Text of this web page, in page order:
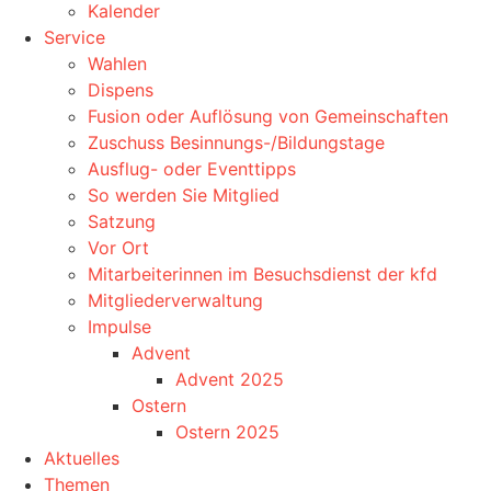
Kalender
Service
Wahlen
Dispens
Fusion oder Auflösung von Gemeinschaften
Zuschuss Besinnungs-/Bildungstage
Ausflug- oder Eventtipps
So werden Sie Mitglied
Satzung
Vor Ort
Mitarbeiterinnen im Besuchsdienst der kfd
Mitgliederverwaltung
Impulse
Advent
Advent 2025
Ostern
Ostern 2025
Aktuelles
Themen